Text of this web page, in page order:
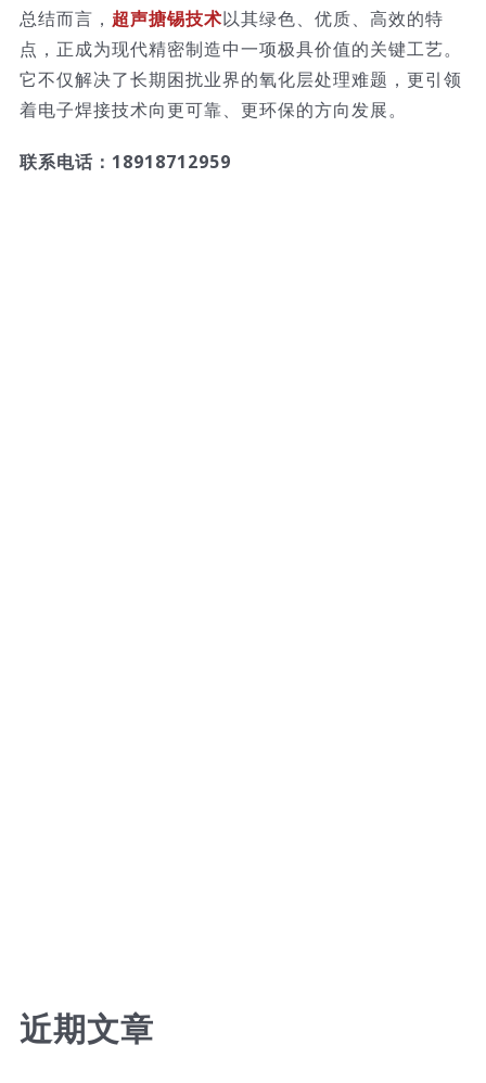
总结而言， 超声搪锡技术以其绿色、优质、高效的特
点，正成为现代精密制造中一项极具价值的关键工艺。
它不仅解决了长期困扰业界的氧化层处理难题，更引领
着电子焊接技术向更可靠、更环保的方向发展。
联系电话：18918712959
近期文章